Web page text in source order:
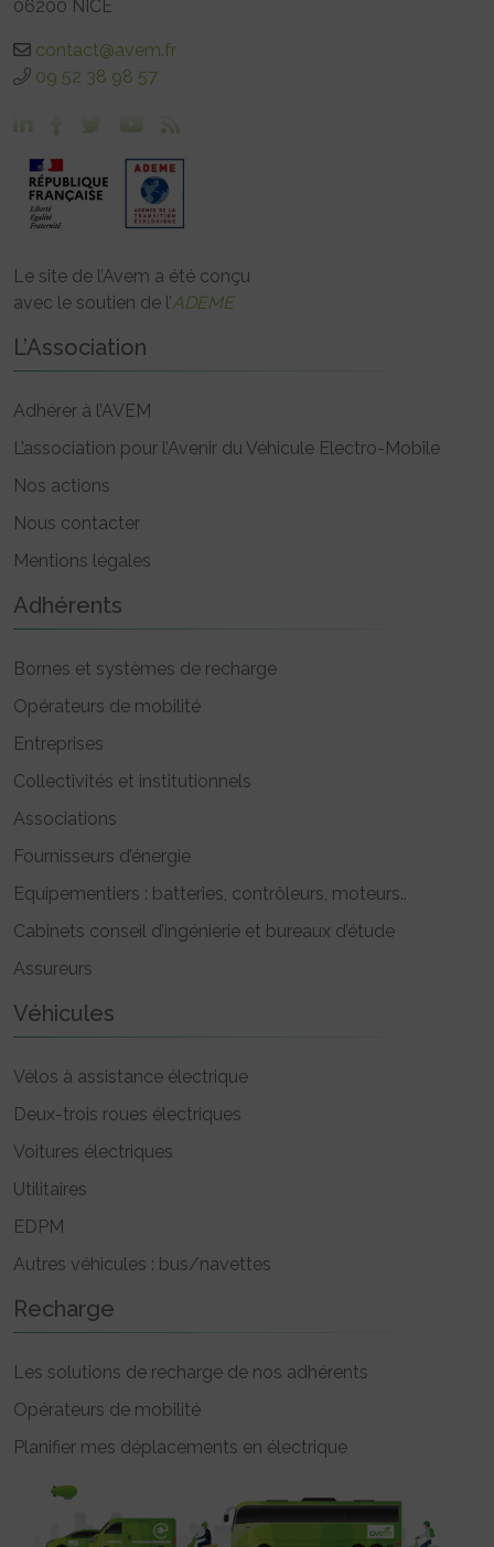
06200 NICE
contact@avem.fr
09 52 38 98 57
Le site de l’Avem a été conçu
avec le soutien de l’ADEME
L’Association
Adhérer à l’AVEM
L’association pour l’Avenir du Véhicule Electro-Mobile
Nos actions
Nous contacter
Mentions légales
Adhérents
Bornes et systèmes de recharge
Opérateurs de mobilité
Entreprises
Collectivités et institutionnels
Associations
Fournisseurs d’énergie
Equipementiers : batteries, contrôleurs, moteurs..
Cabinets conseil d’ingénierie et bureaux d’étude
Assureurs
Véhicules
Vélos à assistance électrique
Deux-trois roues électriques
Voitures électriques
Utilitaires
EDPM
Autres véhicules : bus/navettes
Recharge
Les solutions de recharge de nos adhérents
Opérateurs de mobilité
Planifier mes déplacements en électrique